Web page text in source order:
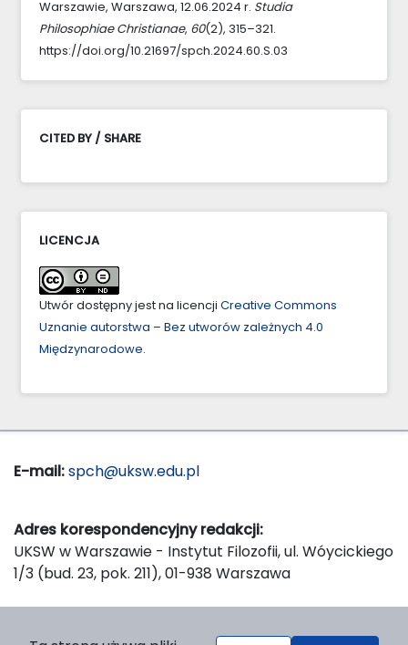
Warszawie, Warszawa, 12.06.2024 r. Studia
Philosophiae Christianae, 60(2), 315–321.
https://doi.org/10.21697/spch.2024.60.S.03
CITED BY / SHARE
LICENCJA
Utwór dostępny jest na licencji Creative Commons
Uznanie autorstwa – Bez utworów zależnych 4.0
Międzynarodowe.
E-mail:spch@uksw.edu.pl
Adres korespondencyjny redakcji:
UKSW w Warszawie - Instytut Filozofii, ul. Wóycickiego
1/3 (bud. 23, pok. 211), 01-938 Warszawa